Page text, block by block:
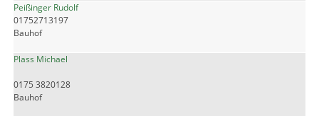
Peißinger Rudolf
01752713197
Bauhof
Plass Michael
0175 3820128
Bauhof